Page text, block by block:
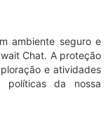
ambiente seguro e
Chat. A proteção
e atividades
políticas da nossa